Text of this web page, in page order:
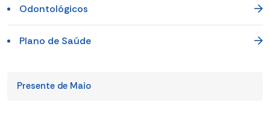
Odontológicos
Plano de Saúde
Presente de Maio